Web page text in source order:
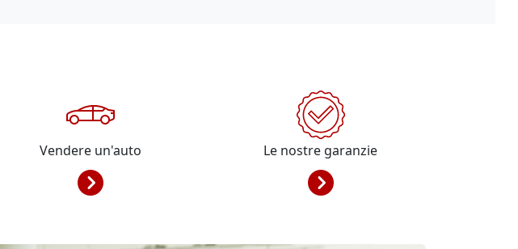
Vendere un'auto Le nostre garanzie